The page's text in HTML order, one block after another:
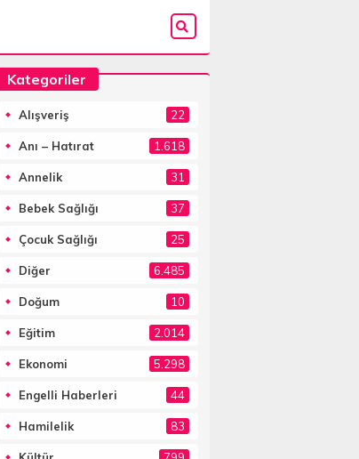
Kategoriler
Alışveriş 22
Anı – Hatırat 1.618
Annelik 31
Bebek Sağlığı 37
Çocuk Sağlığı 25
Diğer 6.485
Doğum 10
Eğitim 2.014
Ekonomi 5.298
Engelli Haberleri 44
Hamilelik 83